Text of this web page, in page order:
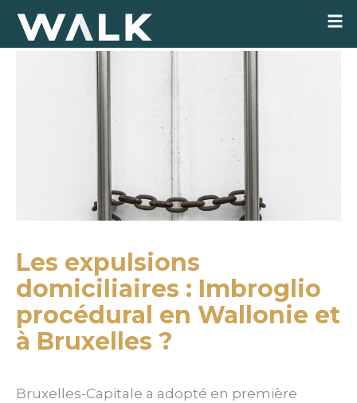
Les expulsions
domiciliaires : Imbroglio
procédural en Wallonie et
à Bruxelles ?
Bruxelles-Capitale a adopté en première